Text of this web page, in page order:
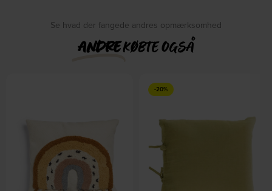
Se hvad der fangede andres opmærksomhed
ANDREKØBTE OGSÅ
-20%